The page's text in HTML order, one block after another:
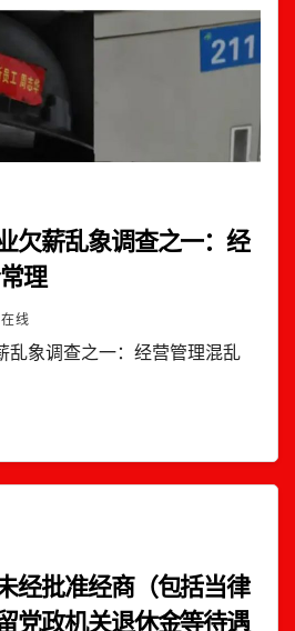
欠薪乱象调查之一：经
理
线
乱象调查之一：经营管理混乱
经批准经商（包括当律
党政机关退休金等待遇